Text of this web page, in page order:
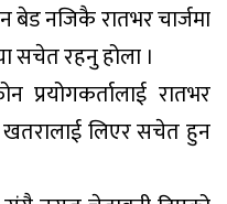
बेड नजिकै रातभर चार्जमा
सचेत रहनु होला ।
रातभर
खतरालाई लिएर सचेत हुन